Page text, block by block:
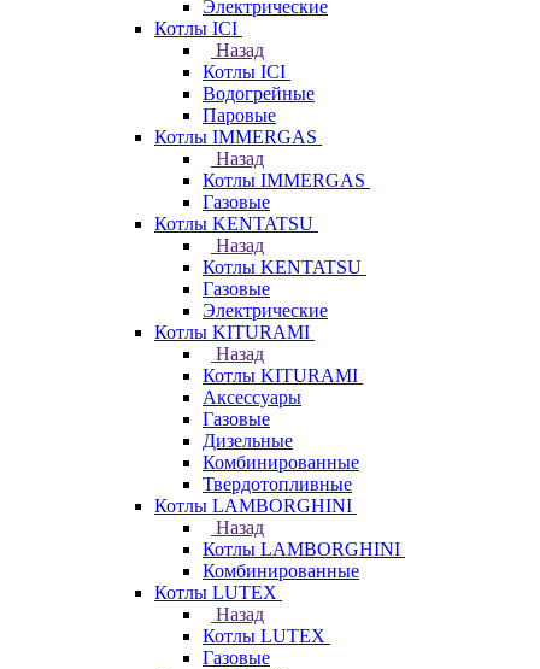
Электрические
Котлы ICI
Назад
Котлы ICI
Водогрейные
Паровые
Котлы IMMERGAS
Назад
Котлы IMMERGAS
Газовые
Котлы KENTATSU
Назад
Котлы KENTATSU
Газовые
Электрические
Котлы KITURAMI
Назад
Котлы KITURAMI
Аксессуары
Газовые
Дизельные
Комбинированные
Твердотопливные
Котлы LAMBORGHINI
Назад
Котлы LAMBORGHINI
Комбинированные
Котлы LUTEX
Назад
Котлы LUTEX
Газовые